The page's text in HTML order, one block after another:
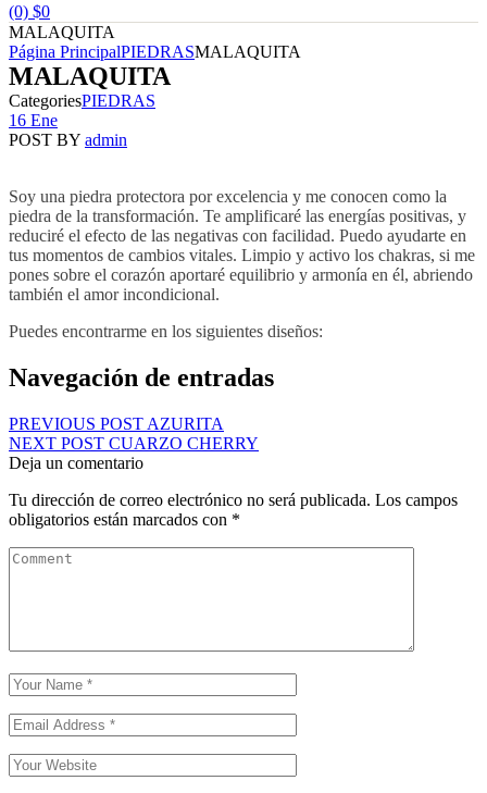
(0) $0
MALAQUITA
Página PrincipalPIEDRASMALAQUITA
MALAQUITA
CategoriesPIEDRAS
16 Ene
POST BY admin
Soy una piedra protectora por excelencia y me conocen como la
piedra de la transformación. Te amplificaré las energías positivas, y
reduciré el efecto de las negativas con facilidad. Puedo ayudarte en
tus momentos de cambios vitales. Limpio y activo los chakras, si me
pones sobre el corazón aportaré equilibrio y armonía en él, abriendo
también el amor incondicional.
Puedes encontrarme en los siguientes diseños:
Navegación de entradas
PREVIOUS POST AZURITA
NEXT POST CUARZO CHERRY
Deja un comentario
Tu dirección de correo electrónico no será publicada. Los campos
obligatorios están marcados con *